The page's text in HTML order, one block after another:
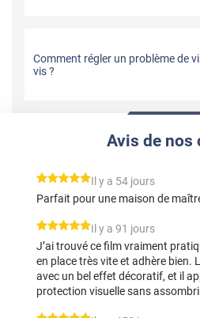
Comment régler un problème de
vis ?
Avis de nos
*****
Il y a 54 jours
Parfait pour une maison de
*****
Il y a 91 jours
J’ai trouvé ce film vraiment
en place très vite et adhère bien.
avec un bel effet décoratif, et il
protection visuelle sans